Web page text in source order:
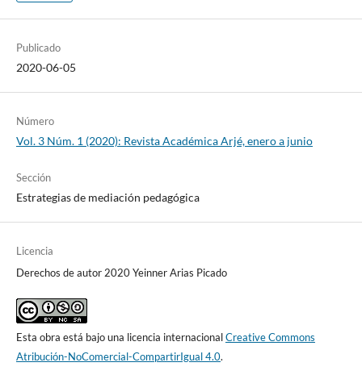
Publicado
2020-06-05
Número
Vol. 3 Núm. 1 (2020): Revista Académica Arjé, enero a junio
Sección
Estrategias de mediación pedagógica
Licencia
Derechos de autor 2020 Yeinner Arias Picado
Esta obra está bajo una licencia internacionalCreative Commons
Atribución-NoComercial-CompartirIgual 4.0.